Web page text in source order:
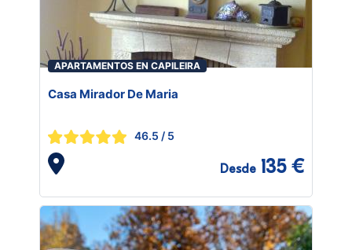
APARTAMENTOS EN CAPILEIRA
Casa Mirador De Maria
46.5 / 5
Desde 135 €